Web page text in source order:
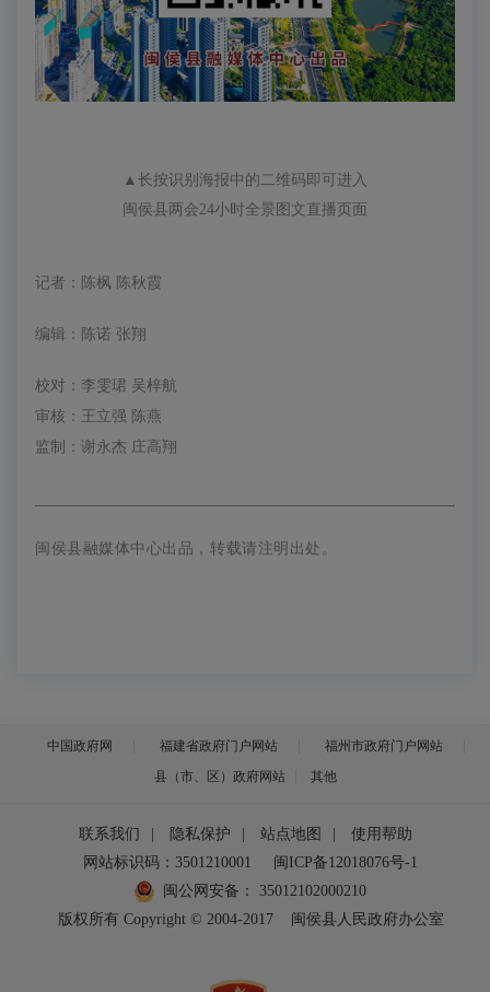
▲长按识别海报中的二维码即可进入
闽侯县两会24小时全景图文直播页面
记者：陈枫 陈秋霞
编辑：陈诺 张翔
校对：李雯珺 吴梓航
审核：王立强 陈燕
监制：谢永杰 庄高翔
闽侯县融媒体中心出品，转载请注明出处。
中国政府网 福建省政府门户网站
福州市政府门户网站
县（市、区）政府网站
其他
联系我们 | 隐私保护 | 站点地图 |
使用帮助
网站标识码：3501210001
闽ICP备12018076号-1
闽公网安备：
35012102000210
版权所有 Copyright © 2004-2017
闽侯县人民政府办公室